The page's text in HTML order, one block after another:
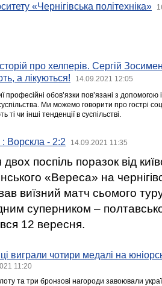
«Чернігівська політехніка»
про хелперів. Сергій
а лікуються!
14.09.2021 12:05
професійні обов’язки пов’язані з
Ми можемо говорити про гострі
ті чи інші тенденції в суспільстві.
Ворскла - 2:2 14.09.2021 11:35
двох поспіль поразок від
«Вереса» на
виїзний матч сьомого
суперником –
12 вересня.
виграли чотири медалі на
11:20
та три бронзові нагороди завоювали